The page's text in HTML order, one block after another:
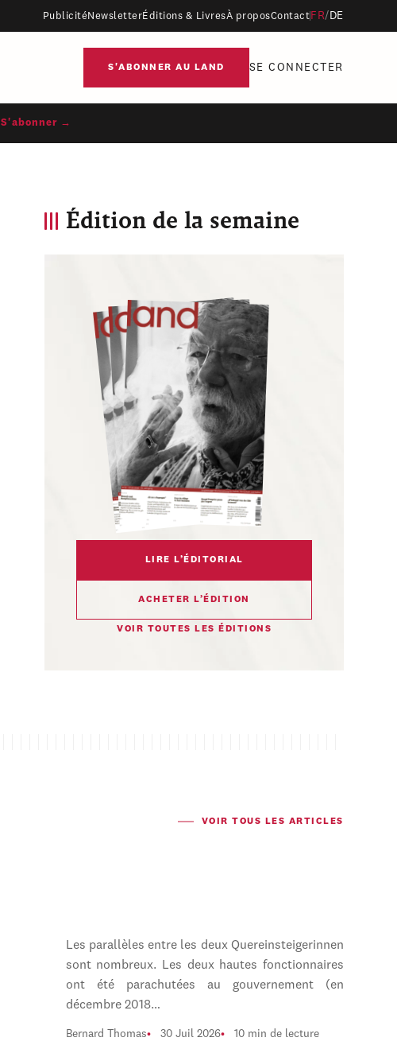
Publicité NewsletterÉditions & LivresÀ proposContact FR/ DE
S'ABONNER AU LAND SE CONNECTER
S'abonner →
Édition de la semaine
LIRE L’ÉDITORIAL
ACHETER L’ÉDITION
VOIR TOUTES LES ÉDITIONS
VOIR TOUS LES ARTICLES
Les parallèles entre les deux Quereinsteigerinnen
sont nombreux. Les deux hautes fonctionnaires
ont été parachutées au gouvernement (en
décembre 2018…
Bernard Thomas 30 Juil 2026 10 min de lecture